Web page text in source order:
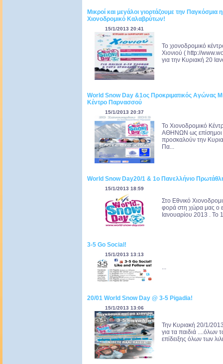
Μικροί και μεγάλοι γιορτάζουμε την Παγκόσμια
Χιονοδρομικό Καλαβρύτων!
15/1/2013 20:41
Το χιονοδρομικό
Χιονιού ( http://
για την Κυριακή 20
World Snow Day &1ος Προκριματικός Αγώνας
Κέντρο Παρνασσού
15/1/2013 20:37
Το Χιονοδρομικό
ΑΘΗΝΩΝ ως επίσημοι
προσκαλούν την
Πα...
World Snow Day20/1 & 1o Πανελλήνιο
15/1/2013 18:59
Στο Εθνικό
φορά στη χώρα μας ο
Ιανουαρίου 2013 .
3-5 Go Social!
15/1/2013 13:13
...
20/01 World Snow Day @ 3-5 Pigadia!
15/1/2013 13:06
Την Κυριακή 20/1/
για τα παιδιά ....όλων
επίδειξης όλων των